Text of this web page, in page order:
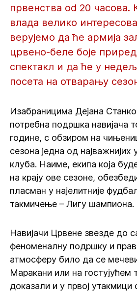
првенства od 20 часова.
влада велико
верујемо да ће армија
црвено-беле боје
спектакл и да ће у
посета на отварању
Изабраницима Дејана
потребна подршка навијача
године, с обзиром на
сезона једна од најважнијих
клуба. Наиме, екипа која
на крају ове сезоне,
пласман у најелитније
такмичење – Лигу шампиона.
Навијачи Црвене звезде до
феноменалну подршку и
атмосферу било да се мечеви
Маракани или на гостујућем
доказали и у првој утакмици